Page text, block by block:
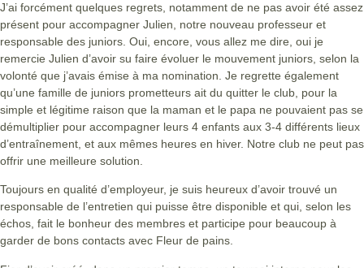
J’ai forcément quelques regrets, notamment de ne pas avoir été assez
présent pour accompagner Julien, notre nouveau professeur et
responsable des juniors. Oui, encore, vous allez me dire, oui je
remercie Julien d’avoir su faire évoluer le mouvement juniors, selon la
volonté que j’avais émise à ma nomination. Je regrette également
qu’une famille de juniors prometteurs ait du quitter le club, pour la
simple et légitime raison que la maman et le papa ne pouvaient pas se
démultiplier pour accompagner leurs 4 enfants aux 3-4 différents lieux
d’entraînement, et aux mêmes heures en hiver. Notre club ne peut pas
offrir une meilleure solution.
Toujours en qualité d’employeur, je suis heureux d’avoir trouvé un
responsable de l’entretien qui puisse être disponible et qui, selon les
échos, fait le bonheur des membres et participe pour beaucoup à
garder de bons contacts avec Fleur de pains.